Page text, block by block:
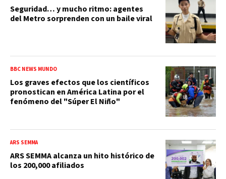
Seguridad… y mucho ritmo: agentes
del Metro sorprenden con un baile viral
BBC NEWS MUNDO
Los graves efectos que los científicos
pronostican en América Latina por el
fenómeno del "Súper El Niño"
ARS SEMMA
ARS SEMMA alcanza un hito histórico de
los 200,000 afiliados